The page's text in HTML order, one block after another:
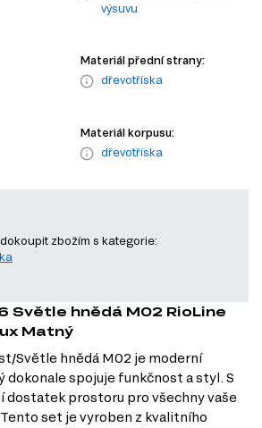
výsuvu
Materiál přední strany:
dřevotříska
Materiál korpusu:
dřevotříska
zbožím s kategorie:
Světle hnědá M02 RioLine
Matný
Světle hnědá M02 je moderní
dokonale spojuje funkčnost a styl. S
dostatek prostoru pro všechny vaše
set je vyroben z kvalitního